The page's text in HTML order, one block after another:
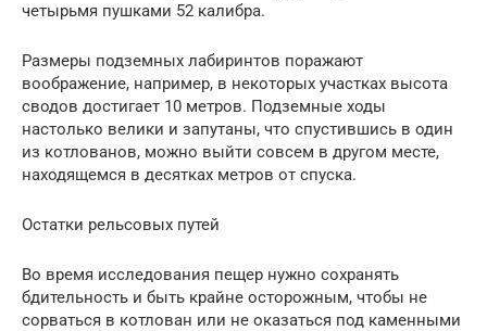
четырьмя пушками 52 калибра.
Размеры подземных лабиринтов поражают
воображение, например, в некоторых участках высота
сводов достигает 10 метров. Подземные ходы
настолько велики и запутаны, что спустившись в один
из котлованов, можно выйти совсем в другом месте,
находящемся в десятках метров от спуска.
Остатки рельсовых путей
Во время исследования пещер нужно сохранять
бдительность и быть крайне осторожным, чтобы не
сорваться в котлован или не оказаться под каменными